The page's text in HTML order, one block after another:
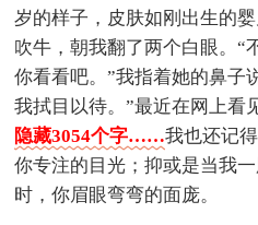
岁的样子，皮肤如刚出生的
吹牛，朝我翻了两个白眼。“
你看看吧。”我指着她的鼻子
我拭目以待。”最近在网上看
隐藏3054个字……我也还记
你专注的目光；抑或是当我
时，你眉眼弯弯的面庞。